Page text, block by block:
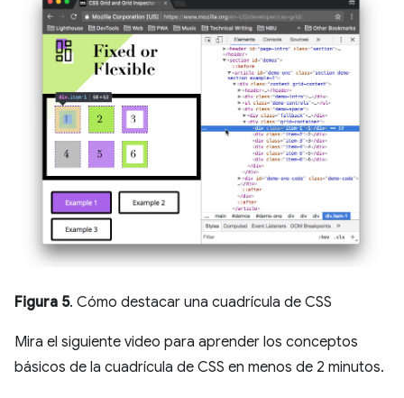
Figura 5. Cómo destacar una cuadrícula de CSS
Mira el siguiente video para aprender los conceptos
básicos de la cuadrícula de CSS en menos de 2 minutos.